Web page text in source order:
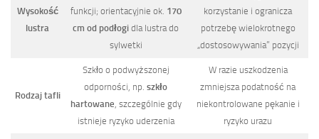
Wysokość
lustra
funkcji; orientacyjnie ok. 170
cm od podłogi dla lustra do
sylwetki
korzystanie i ogranicza
potrzebę wielokrotnego
„dostosowywania” pozycji
Rodzaj tafli
Szkło o podwyższonej
odporności, np. szkło
hartowane , szczególnie gdy
istnieje ryzyko uderzenia
W razie uszkodzenia
zmniejsza podatność na
niekontrolowane pękanie i
ryzyko urazu